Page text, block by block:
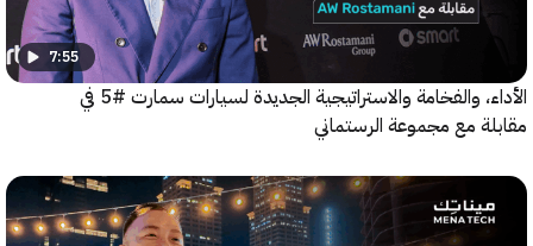
7:55
الأداء، والفخامة والاستراتيجية الجديدة لسيارات سمارت #5 في
مع مجموعة الرستماني